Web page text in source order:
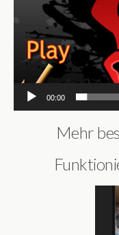
00:00
Mehr